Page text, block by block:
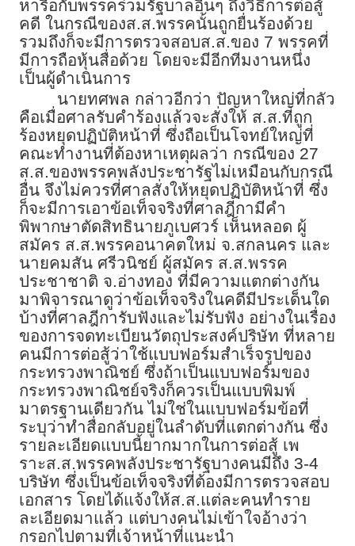
หารือกับพรรคร่วมรัฐบาลอื่นๆ ถึงวิธีการต่อสู้
คดี ในกรณีของส.ส.พรรคนั้นถูกยื่นร้องด้วย
รวมถึงก็จะมีการตรวจสอบส.ส.ของ 7 พรรคที่
มีการถือหุ้นสื่อด้วย โดยจะมีอีกทีมงานหนึ่ง
เป็นผู้ดำเนินการ
นายทศพล กล่าวอีกว่า ปัญหาใหญ่ที่กลัว
คือเมื่อศาลรับคำร้องแล้วจะสั่งให้ ส.ส.ที่ถูก
ร้องหยุดปฏิบัติหน้าที่ ซึ่งถือเป็นโจทย์ใหญ่ที่
คณะทำงานที่ต้องหาเหตุผลว่า กรณีของ 27
ส.ส.ของพรรคพลังประชารัฐไม่เหมือนกับกรณี
อื่น จึงไม่ควรที่ศาลสั่งให้หยุดปฏิบัติหน้าที่ ซึ่ง
ก็จะมีการเอาข้อเท็จจริงที่ศาลฎีกามีคำ
พิพากษาตัดสิทธินายภูเบศวร์ เห็นหลอด ผู้
สมัคร ส.ส.พรรคอนาคตใหม่ จ.สกลนคร และ
นายคมสัน ศรีวนิชย์ ผู้สมัคร ส.ส.พรรค
ประชาชาติ จ.อ่างทอง ที่มีความแตกต่างกัน
มาพิจารณาดูว่าข้อเท็จจริงในคดีมีประเด็นใด
บ้างที่ศาลฎีการับฟังและไม่รับฟัง อย่างในเรื่อง
ของการจดทะเบียนวัตถุประสงค์ปริษัท ที่หลาย
คนมีการต่อสู้ว่าใช้แบบฟอร์มสำเร็จรูปของ
กระทรวงพาณิชย์ ซึ่งถ้าเป็นแบบฟอร์มของ
กระทรวงพาณิชย์จริงก็ควรเป็นแบบพิมพ์
มาตรฐานเดียวกัน ไม่ใช่ในแบบฟอร์มข้อที่
ระบุว่าทำสื่อกลับอยู่ในลำดับที่แตกต่างกัน ซึ่ง
รายละเอียดแบบนี้ยากมากในการต่อสู้ เพ
ราะส.ส.พรรคพลังประชารัฐบางคนมีถึง 3-4
บริษัท ซึ่งเป็นข้อเท็จจริงที่ต้องมีการตรวจสอบ
เอกสาร โดยได้แจ้งให้ส.ส.แต่ละคนทำราย
ละเอียดมาแล้ว แต่บางคนไม่เข้าใจอ้างว่า
กรอกไปตามที่เจ้าหน้าที่แนะนำ